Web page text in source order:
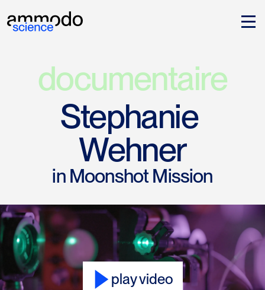
documentaire
Stephanie
Wehner
in Moonshot Mission
play video